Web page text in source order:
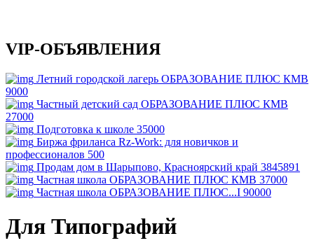
VIP-ОБЪЯВЛЕНИЯ
Летний городской лагерь ОБРАЗОВАНИЕ ПЛЮС КМВ
9000
Частный детский сад ОБРАЗОВАНИЕ ПЛЮС КМВ
27000
Подготовка к школе 35000
Биржа фриланса Rz-Work: для новичков и
профессионалов 500
Продам дом в Шарыпово, Красноярский край 3845891
Частная школа ОБРАЗОВАНИЕ ПЛЮС КМВ 37000
Частная школа ОБРАЗОВАНИЕ ПЛЮС...I 90000
Для Типографий